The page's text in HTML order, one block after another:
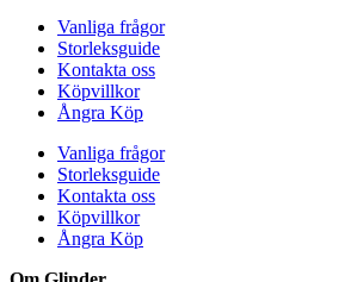
Vanliga frågor
Storleksguide
Kontakta oss
Köpvillkor
Ångra Köp
Vanliga frågor
Storleksguide
Kontakta oss
Köpvillkor
Ångra Köp